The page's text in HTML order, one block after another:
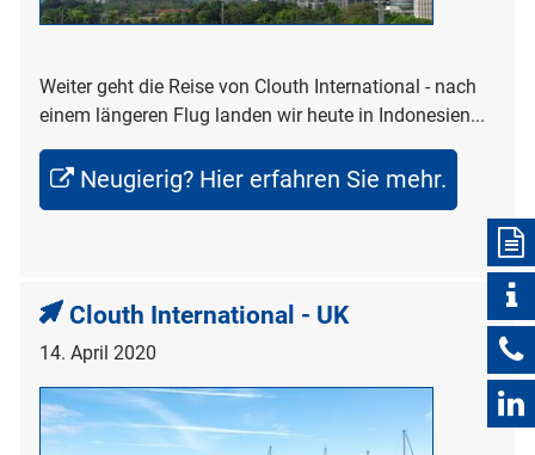
Weiter geht die Reise von Clouth International - nach
einem längeren Flug landen wir heute in Indonesien...
Neugierig? Hier erfahren Sie mehr.
Clouth International - UK
14. April 2020